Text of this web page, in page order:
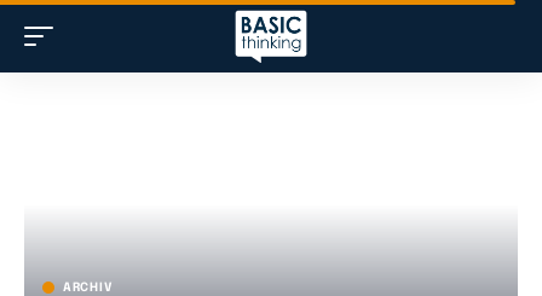
ARCHIV